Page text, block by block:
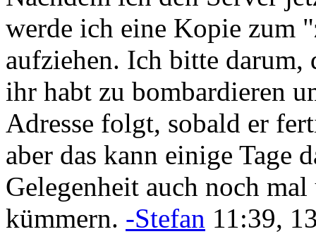
werde ich eine Kopie zum
aufziehen. Ich bitte darum,
ihr habt zu bombardieren
Adresse folgt, sobald er
aber das kann einige Tage
Gelegenheit auch noch
kümmern. -Stefan 11:39,